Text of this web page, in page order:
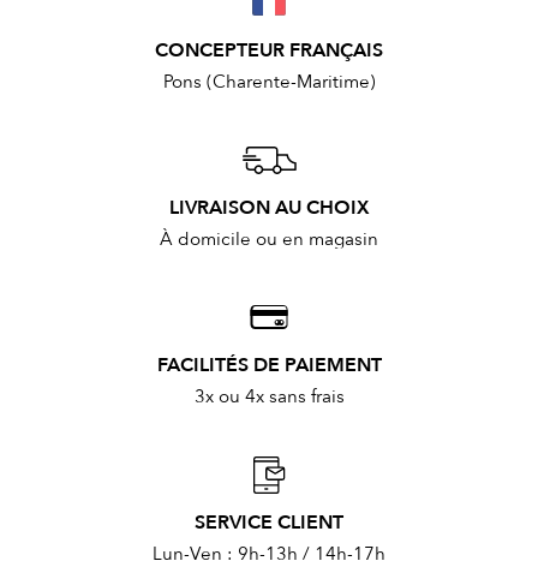
CONCEPTEUR FRANÇAIS
Pons (Charente-Maritime)
LIVRAISON AU CHOIX
À domicile ou en magasin
FACILITÉS DE PAIEMENT
3x ou 4x sans frais
SERVICE CLIENT
Lun-Ven : 9h-13h / 14h-17h